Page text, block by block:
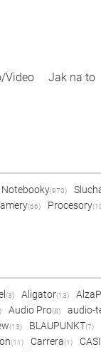
Video Jak na to
Notebooky(970)
(66) Procesory
(3) Aligator(13)
Audio Pro(8)
audio-
(13) BLAUPUNKT(7)
(11) Carrera(1)